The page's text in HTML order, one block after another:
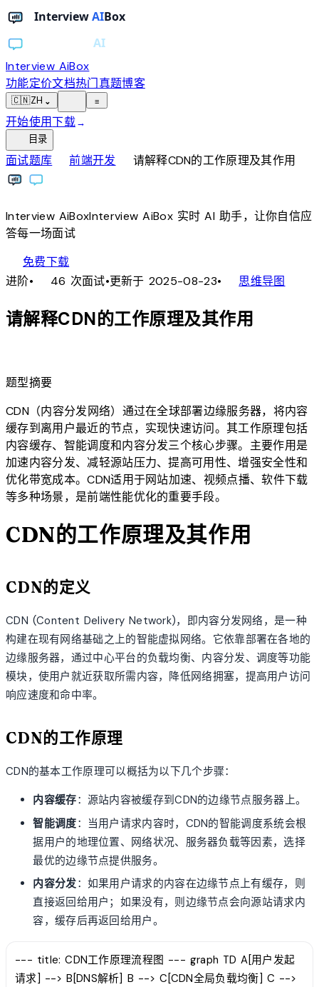
Interview AiBox
功能定价文档热门真题博客
🇨🇳ZH ⌄ ≡
开始使用下载→
目录
面试题库chevron_right前端开发chevron_right 请解释CDN的工作原理及其作用
Interview AiBoxInterviewAiBox实时 AI 助手，让你自信应
答每一场面试
免费下载
进阶• 46 次面试•更新于 2025-08-23• account_tree思维导图
请解释CDN的工作原理及其作用
题型摘要
CDN（内容分发网络）通过在全球部署边缘服务器，将内容
缓存到离用户最近的节点，实现快速访问。其工作原理包括
内容缓存、智能调度和内容分发三个核心步骤。主要作用是
加速内容分发、减轻源站压力、提高可用性、增强安全性和
优化带宽成本。CDN适用于网站加速、视频点播、软件下载
等多种场景，是前端性能优化的重要手段。
CDN的工作原理及其作用
CDN的定义
CDN (Content Delivery Network)，即内容分发网络，是一种
构建在现有网络基础之上的智能虚拟网络。它依靠部署在各地的
边缘服务器，通过中心平台的负载均衡、内容分发、调度等功能
模块，使用户就近获取所需内容，降低网络拥塞，提高用户访问
响应速度和命中率。
CDN的工作原理
CDN的基本工作原理可以概括为以下几个步骤：
内容缓存：源站内容被缓存到CDN的边缘节点服务器上。
智能调度：当用户请求内容时，CDN的智能调度系统会根
据用户的地理位置、网络状况、服务器负载等因素，选择
最优的边缘节点提供服务。
内容分发：如果用户请求的内容在边缘节点上有缓存，则
直接返回给用户；如果没有，则边缘节点会向源站请求内
容，缓存后再返回给用户。
--- title: CDN工作原理流程图 --- graph TD A[用户发起
请求] --> B[DNS解析] B --> C[CDN全局负载均衡] C -->